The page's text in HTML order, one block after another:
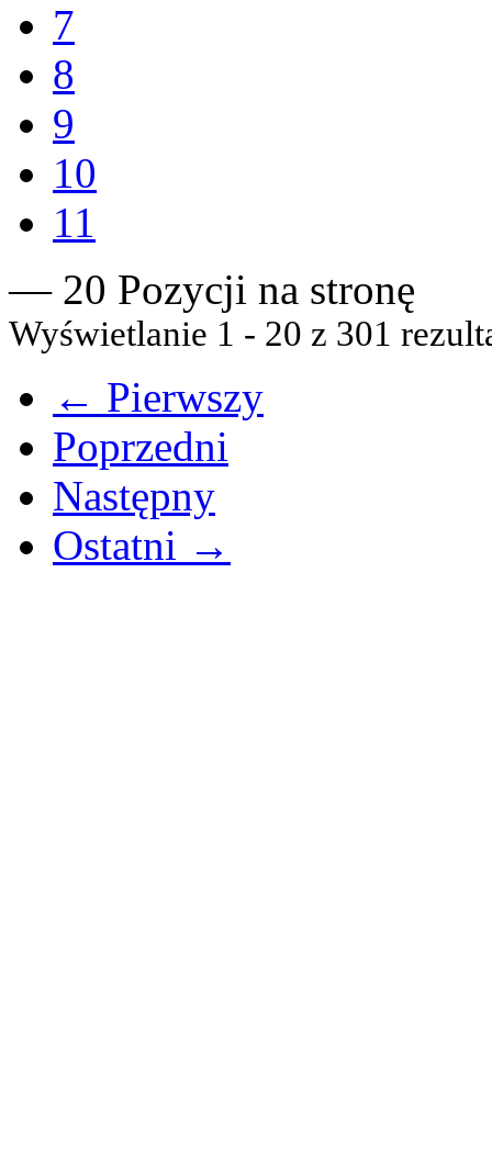
7
8
9
10
11
— 20 Pozycji na stronę
Wyświetlanie 1 - 20 z 301
← Pierwszy
Poprzedni
Następny
Ostatni →